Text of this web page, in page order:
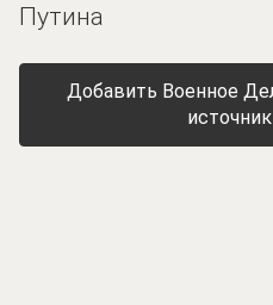
Путина
Добавить Военное